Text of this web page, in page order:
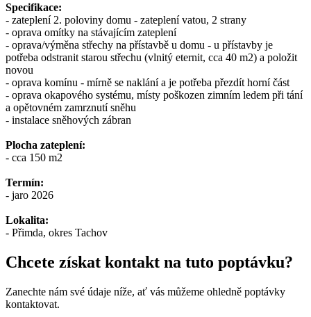
Specifikace:
- zateplení 2. poloviny domu - zateplení vatou, 2 strany
- oprava omítky na stávajícím zateplení
- oprava/výměna střechy na přístavbě u domu - u přístavby je
potřeba odstranit starou střechu (vlnitý eternit, cca 40 m2) a položit
novou
- oprava komínu - mírně se naklání a je potřeba přezdít horní část
- oprava okapového systému, místy poškozen zimním ledem při tání
a opětovném zamrznutí sněhu
- instalace sněhových zábran
Plocha zateplení:
- cca 150 m2
Termín:
- jaro 2026
Lokalita:
- Přimda, okres Tachov
Chcete získat kontakt na tuto poptávku?
Zanechte nám své údaje níže, ať vás můžeme ohledně poptávky
kontaktovat.